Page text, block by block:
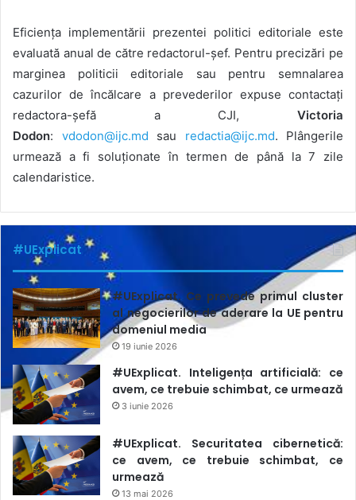
Eficiența implementării prezentei politici editoriale este
evaluată anual de către redactorul-șef. Pentru precizări pe
marginea politicii editoriale sau pentru semnalarea
cazurilor de încălcare a prevederilor expuse contactați
redactora-șefă a CJI, Victoria
Dodon: vdodon@ijc.md sau redactia@ijc.md. Plângerile
urmează a fi soluționate în termen de până la 7 zile
calendaristice.
#UExplicat
#UExplicat. Ce prevede primul cluster
al negocierilor de aderare la UE pentru
domeniul media
19 iunie 2026
#UExplicat. Inteligența artificială: ce
avem, ce trebuie schimbat, ce urmează
3 iunie 2026
#UExplicat. Securitatea cibernetică:
ce avem, ce trebuie schimbat, ce
urmează
13 mai 2026